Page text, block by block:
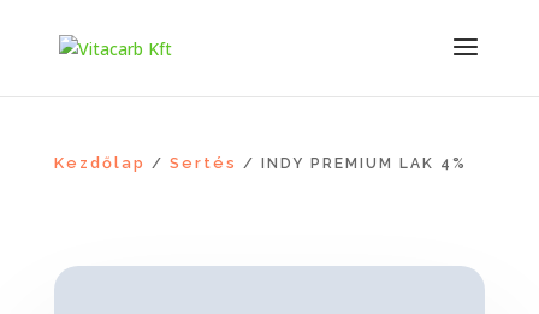
Kezdőlap / Sertés / INDY PREMIUM LAK 4%